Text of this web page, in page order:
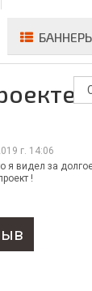
г. 14:06
я видел за
!